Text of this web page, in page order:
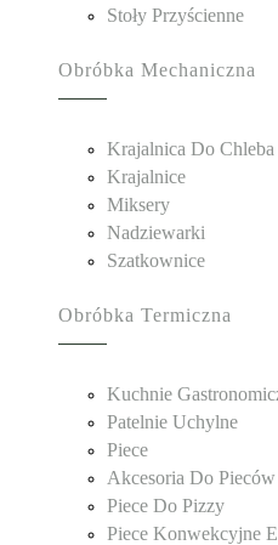
Stoły Przyścienne
Obróbka Mechaniczna
Krajalnica Do Chleba
Krajalnice
Miksery
Nadziewarki
Szatkownice
Obróbka Termiczna
Kuchnie
Patelnie Uchylne
Piece
Akcesoria Do Pieców
Piece Do Pizzy
Piece Konwekcyjne